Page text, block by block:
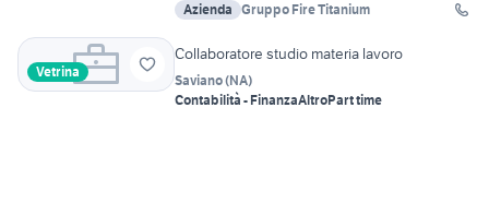
Azienda Gruppo Fire Titanium
Vetrina
Collaboratore studio materia lavoro
Saviano(NA)
Contabilità - FinanzaAltroPart time